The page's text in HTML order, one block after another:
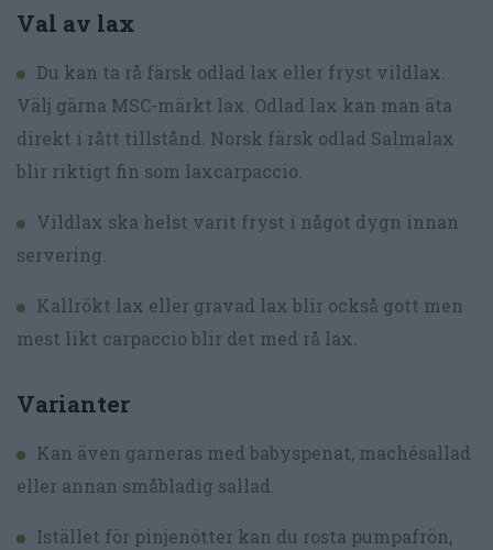
Val av lax
Du kan ta rå färsk odlad lax eller fryst vildlax.
Välj gärna MSC-märkt lax. Odlad lax kan man äta
direkt i rått tillstånd. Norsk färsk odlad Salmalax
blir riktigt fin som laxcarpaccio.
Vildlax ska helst varit fryst i något dygn innan
servering.
Kallrökt lax eller gravad lax blir också gott men
mest likt carpaccio blir det med rå lax.
Varianter
Kan även garneras med babyspenat, machésallad
eller annan småbladig sallad.
Istället för pinjenötter kan du rosta pumpafrön,